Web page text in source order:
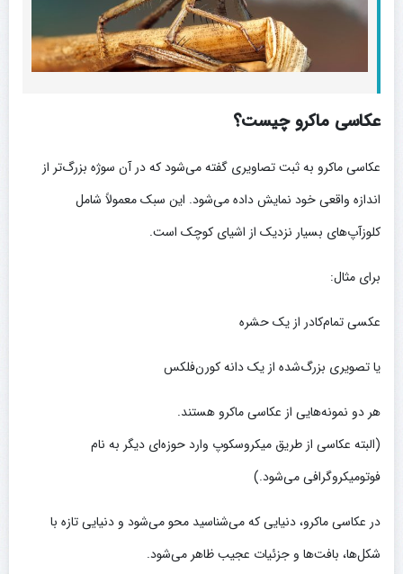
عکاسی ماکرو چیست؟
عکاسی ماکرو به ثبت تصاویری گفته می‌شود که در آن سوژه بزرگ‌تر از
اندازه واقعی خود نمایش داده می‌شود. این سبک معمولاً شامل
کلوزآپ‌های بسیار نزدیک از اشیای کوچک است.
برای مثال:
عکسی تمام‌کادر از یک حشره
یا تصویری بزرگ‌شده از یک دانه کورن‌فلکس
هر دو نمونه‌هایی از عکاسی ماکرو هستند.
(البته عکاسی از طریق میکروسکوپ وارد حوزه‌ای دیگر به نام
فوتومیکروگرافی می‌شود.)
در عکاسی ماکرو، دنیایی که می‌شناسید محو می‌شود و دنیایی تازه با
شکل‌ها، بافت‌ها و جزئیات عجیب ظاهر می‌شود.